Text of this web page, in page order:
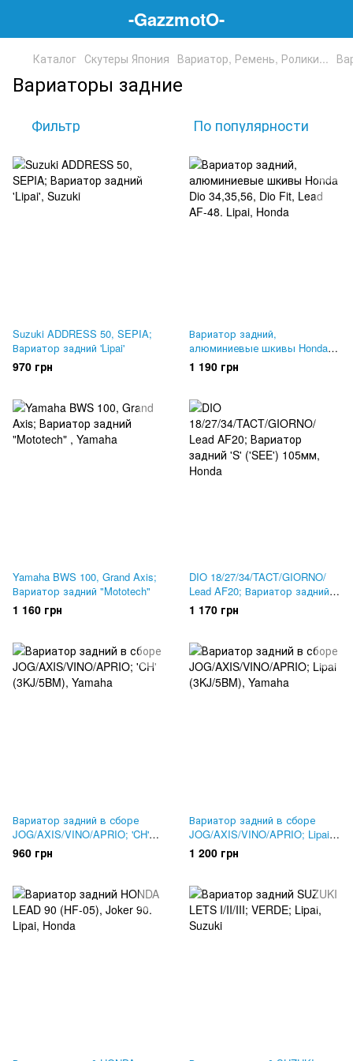
-GazzmotO-
Каталог Скутеры Япония Вариатор, Ремень, Ролики...
Вариаторы задние
Фильтр По популярности
Suzuki ADDRESS 50, SEPIA;
Вариатор задний 'Lipai'
970 грн
Вариатор задний,
алюминиевые шкивы Honda
Dio 34,35,56, Dio Fit, Lead AF-
48. Lipai
1 190 грн
Yamaha BWS 100, Grand Axis;
Вариатор задний "Mototech"
1 160 грн
DIO 18/27/34/TACT/GIORNO/
Lead AF20; Вариатор задний
'S' ('SEE') 105мм
1 170 грн
Вариатор задний в сборе
JOG/AXIS/VINO/APRIO; 'CH'
(3KJ/5BM)
960 грн
Вариатор задний в сборе
JOG/AXIS/VINO/APRIO; Lipai
(3KJ/5BM)
1 200 грн